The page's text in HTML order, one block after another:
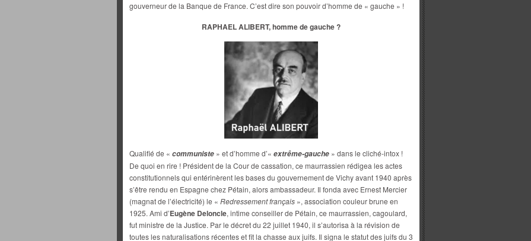
gouverneur de la Banque de France. C’est dire son pouvoir d’homme de « gauche » !
RAPHAEL ALIBERT, homme de gauche ?
Qualifié de « communiste » et d’homme d’« extrême-gauche » dans le cliché-intox !
De quoi en rire ! Président de la Cour de cassation, ce maurrassien rédigea les actes
constitutionnels qui entérinèrent les bases du gouvernement de Vichy avant 1940 après
s’être rendu en Espagne chez Pétain, alors ambassadeur. Il fonda avec Ernest Mercier
(magnat de l’électricité) le « Redressement français », association couleur brune en
1925. Ami d’Eugène Deloncle, intime conseiller de Pétain, ce maurrassien, cagoulard,
fut ministre de la Justice. Par le décret du 22 juillet 1940, il s’autorisa à la révision de
toutes les naturalisations récentes et fit la chasse aux juifs. Il signa le statut des juifs du 3